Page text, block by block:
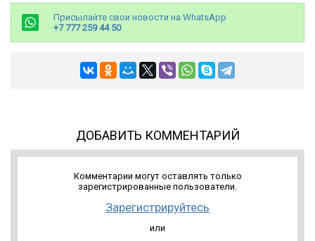
Присылайте свои новости на WhatsApp
+7 777 259 44 50
ДОБАВИТЬ КОММЕНТАРИЙ
Комментарии могут оставлять только
зарегистрированные пользователи.
Зарегистрируйтесь
или